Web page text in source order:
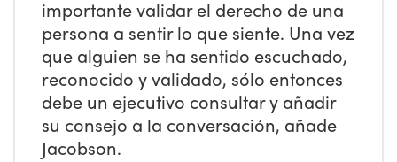
importante validar el derecho de una
persona a sentir lo que siente. Una vez
que alguien se ha sentido escuchado,
reconocido y validado, sólo entonces
debe un ejecutivo consultar y añadir
su consejo a la conversación, añade
Jacobson.